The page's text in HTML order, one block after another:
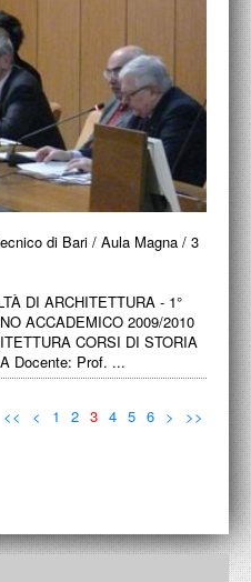
di Bari / Aula Magna / 3
DI ARCHITETTURA - 1°
ACCADEMICO 2009/2010
CORSI DI STORIA
Docente: Prof. ...
<< < 1 2 3 4 5 6 > >>